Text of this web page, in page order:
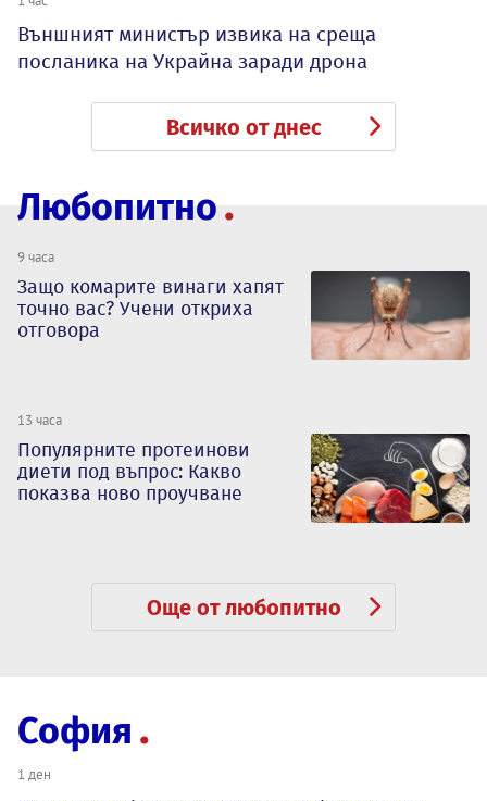
Външният министър извика на среща
посланика на Украйна заради дрона
Всичко от днес
Любопитно
9 часа
Защо комарите винаги хапят
точно вас? Учени откриха
отговора
13 часа
Популярните протеинови
диети под въпрос: Какво
показва ново проучване
Още от любопитно
София
1 ден